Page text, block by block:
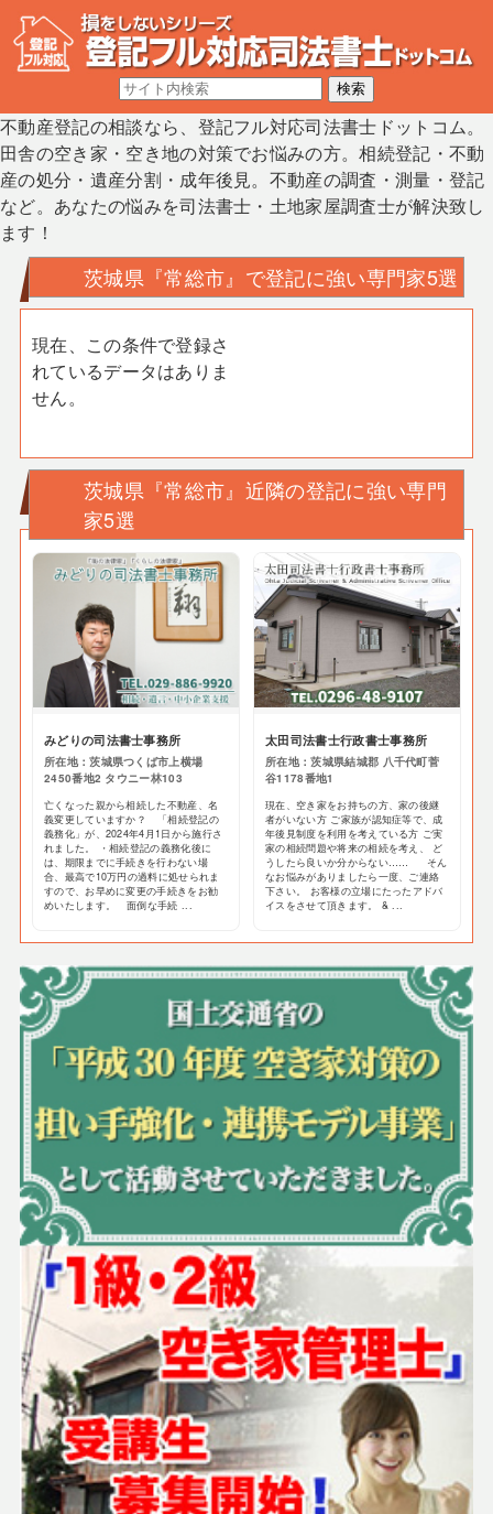
不動産登記の相談なら、登記フル対応司法書士ドットコム。
田舎の空き家・空き地の対策でお悩みの方。相続登記・不動
産の処分・遺産分割・成年後見。不動産の調査・測量・登記
など。あなたの悩みを司法書士・土地家屋調査士が解決致し
ます！
茨城県『常総市』で登記に強い専門家5選
現在、この条件で登録さ
れているデータはありま
せん。
茨城県『常総市』近隣の登記に強い専門
家5選
みどりの司法書士事務所
所在地：茨城県つくば市上横場
2450番地2 タウニー林103
亡くなった親から相続した不動産、名
義変更していますか？ 「相続登記の
義務化」が、2024年4月1日から施行さ
れました。 ・相続登記の義務化後に
は、期限までに手続きを行わない場
合、最高で10万円の過料に処せられま
すので、お早めに変更の手続きをお勧
めいたします。 面倒な手続 ...
太田司法書士行政書士事務所
所在地：茨城県結城郡 八千代町菅
谷1178番地1
現在、空き家をお持ちの方、家の後継
者がいない方 ご家族が認知症等で、成
年後見制度を利用を考えている方 ご実
家の相続問題や将来の相続を考え、 ど
うしたら良いか分からない…… そん
なお悩みがありましたら一度、ご連絡
下さい。 お客様の立場にたったアドバ
イスをさせて頂きます。 & ...